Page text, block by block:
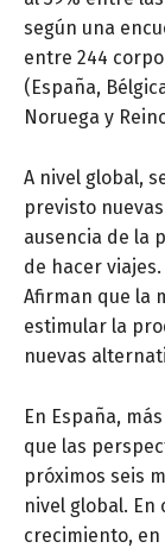
según una
entre 244
(España,
Noruega y
A nivel global,
previsto
ausencia de la
de hacer
Afirman que la
estimular la
nuevas
En España,
que las
próximos seis
nivel global. En
crecimiento,